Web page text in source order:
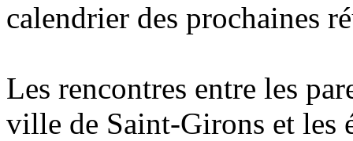
calendrier des prochaines
Les rencontres entre les
ville de Saint-Girons et les